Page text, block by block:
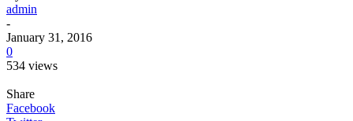
admin
-
January 31, 2016
0
534 views
Share
Facebook